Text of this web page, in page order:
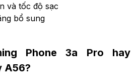
và tốc độ sạc
bổ sung
Phone 3a Pro hay
A56?